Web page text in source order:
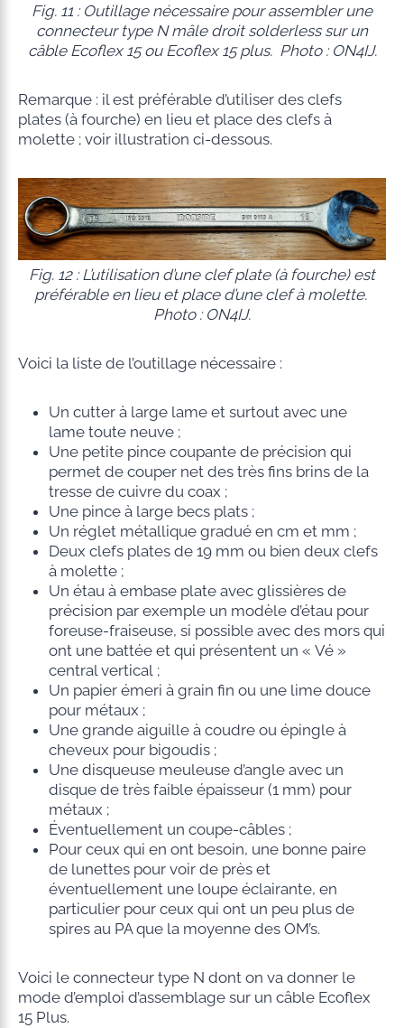
Fig. 11 : Outillage nécessaire pour assembler une
connecteur type N mâle droit solderlesssur un
câble Ecoflex 15 ou Ecoflex 15 plus. Photo : ON4IJ.
Remarque : il est préférable d’utiliser des clefs
plates (à fourche) en lieu et place des clefs à
molette ; voir illustration ci-dessous.
Fig. 12 : L’utilisation d’une clef plate (à fourche) est
préférable en lieu et place d’une clef à molette.
Photo : ON4IJ.
Voici la liste de l’outillage nécessaire :
Un cutter à large lame et surtout avec une
lame toute neuve ;
Une petite pince coupante de précision qui
permet de couper net des très fins brins de la
tresse de cuivre du coax ;
Une pince à large becs plats ;
Un réglet métallique gradué en cm et mm ;
Deux clefs plates de 19 mm ou bien deux clefs
à molette ;
Un étau à embase plate avec glissières de
précision par exemple un modèle d’étau pour
foreuse-fraiseuse, si possible avec des mors qui
ont une battée et qui présentent un « Vé »
central vertical ;
Un papier émeri à grain fin ou une lime douce
pour métaux ;
Une grande aiguille à coudre ou épingle à
cheveux pour bigoudis ;
Une disqueuse meuleuse d’angle avec un
disque de très faible épaisseur (1 mm) pour
métaux ;
Éventuellement un coupe-câbles ;
Pour ceux qui en ont besoin, une bonne paire
de lunettes pour voir de près et
éventuellement une loupe éclairante, en
particulier pour ceux qui ont un peu plus de
spires au PA que la moyenne des OM’s.
Voici le connecteur type N dont on va donner le
mode d’emploi d’assemblage sur un câble Ecoflex
15 Plus.